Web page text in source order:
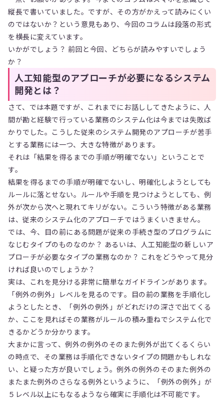
縦長で書いていました。ですが、その方がかえって読みにくい
のではないか？という意見もあり、今回のコラムは段落の形式
を横長に変えています。
いかがでしょう？ 前回と今回、どちらが読みやすいでしょう
か？
人工知能型のアプローチが必要になるシステム
開発とは？
さて、では本題ですが、これまでにお話ししてきたように、人
間が勘と経験で行っている業務のシステム化は今までは失敗ば
かりでした。こうした従来のシステム開発のアプローチが苦手
とする業務には一つ、大きな特徴があります。
それは「結果を得るまでの手順が明確でない」ということで
す。
結果を得るまでの手順が明確でないし、明確化しようとしても
ルールに落とせない。ルールや手順を見つけようとしても、例
外が次から次へと現れてキリがない。こういう特徴がある業務
は、従来のシステム化のアプローチではうまくいきません。
では、今、目の前にある問題が従来の手続き型のプログラムに
なじむタイプのものなのか？ あるいは、人工知能型の新しいア
プローチが必要なタイプの業務なのか？ これをどうやって見分
ければ良いのでしょうか？
実は、これを見分ける非常に簡単なガイドラインがあります。
「例外の例外」レベルを見るのです。目の前の業務を手順化し
ようとしたとき、「例外の例外」がどれだけの深さで出てくる
か、ここを見ればその業務がルールの積み重ねでシステム化で
きるかどうか分かります。
大まかに言って、例外の例外のそのまた例外が出てくるくらい
の時点で、その業務は手順化できないタイプの問題かもしれな
い、と疑った方が良いでしょう。例外の例外のそのまた例外の
またまた例外のさらなる例外というように、「例外の例外」が
５レベル以上にもなるようなら確実に手順化は不可能です。